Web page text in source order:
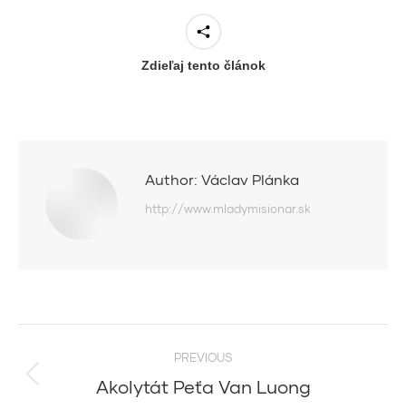
Zdieľaj tento článok
Author: Václav Plánka
http://www.mladymisionar.sk
navigation
PREVIOUS
Previous
Akolytát Peťa Van Luong